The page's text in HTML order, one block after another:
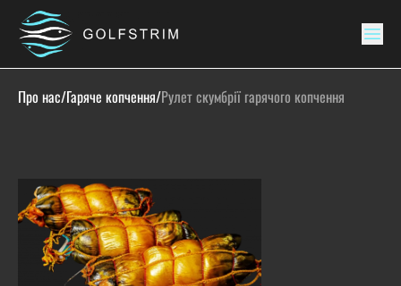
Про нас/Гаряче копчення/Рулет скумбрії гарячого копчення